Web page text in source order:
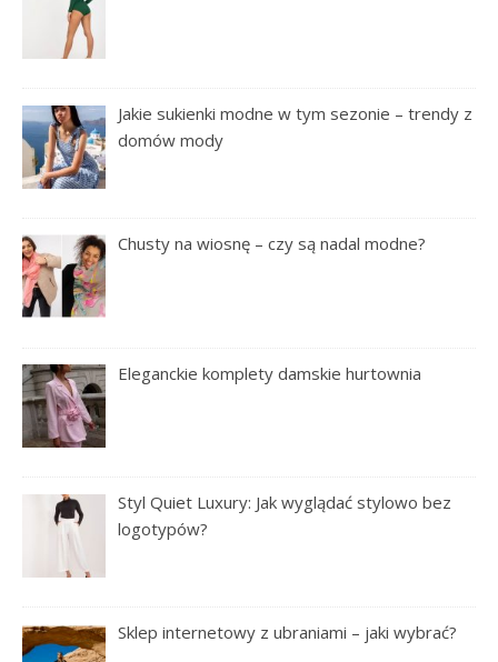
Jakie sukienki modne w tym sezonie – trendy z
domów mody
Chusty na wiosnę – czy są nadal modne?
Eleganckie komplety damskie hurtownia
Styl Quiet Luxury: Jak wyglądać stylowo bez
logotypów?
Sklep internetowy z ubraniami – jaki wybrać?